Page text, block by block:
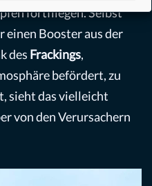
fortfliegen. Selbst
einen Booster aus der
des Frackings,
befördert, zu
sieht das vielleicht
von den Verursachern